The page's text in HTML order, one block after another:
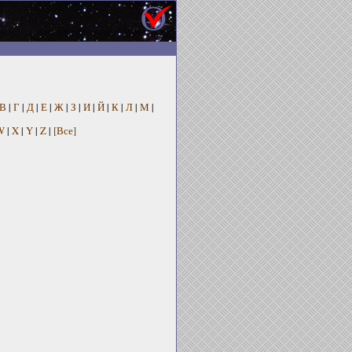
| Г | Д| Е| Ж| З | И| Й| К| Л| М |
| X| Y| Z| [Все]